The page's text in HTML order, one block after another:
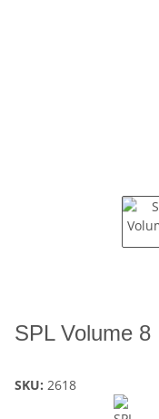
SPL Volume 8
SKU: 2618